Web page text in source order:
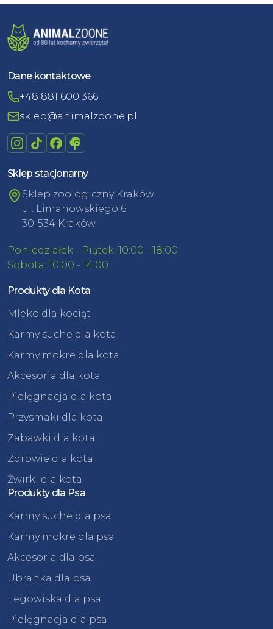
Dane kontaktowe
+48 881 600 366
sklep@animalzoone.pl
Sklep stacjonarny
Sklep zoologiczny Kraków
ul. Limanowskiego 6
30-534 Kraków
Poniedziałek - Piątek: 10:00 - 18:00
Sobota: 10:00 - 14:00
Produkty dla Kota
Mleko dla kociąt
Karmy suche dla kota
Karmy mokre dla kota
Akcesoria dla kota
Pielęgnacja dla kota
Przysmaki dla kota
Zabawki dla kota
Zdrowie dla kota
Żwirki dla kota
Produkty dla Psa
Karmy suche dla psa
Karmy mokre dla psa
Akcesoria dla psa
Ubranka dla psa
Legowiska dla psa
Pielęgnacja dla psa